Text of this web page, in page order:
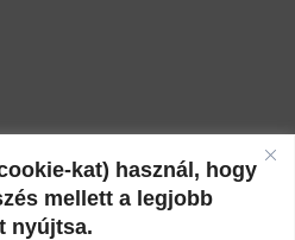
kat) használ, hogy
mellett a legjobb
nyújtsa.